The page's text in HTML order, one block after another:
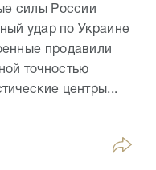
силы России
удар по Украине
продавили
точностью
центры...